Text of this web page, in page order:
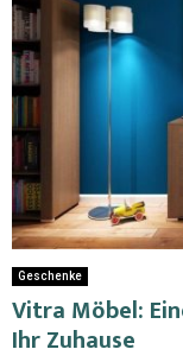
Geschenke
Vitra Möbel:
Ihr Zuhause